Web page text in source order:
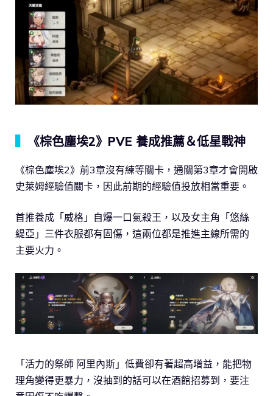
《棕色塵埃2》PVE 養成推薦＆低星戰神
《棕色塵埃2》前3章沒有練等關卡，通關第3章才會開啟
史萊姆經驗值關卡，因此前期的經驗值投放相當重要。
首推養成「威格」自爆一口氣殺王，以及女主角「悠絲
緹亞」三件衣服都有固傷，這兩位都是推進主線所需的
主要火力。
「活力的祭師 阿里內斯」低費卻有著超高增益，能把物
理角變得更暴力，沒抽到的話可以在酒館招募到，要注